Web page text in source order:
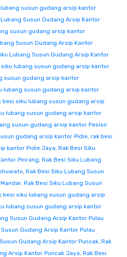
susun gudang arsip kantor
Susun Gudang Arsip Kantor
susun gudang arsip kantor
Susun Gudang Arsip Kantor
Lubang Susun Gudang Arsip Kantor
lubang susun gudang arsip kantor
susun gudang arsip kantor
lubang susun gudang arsip kantor
besi siku lubang susun gudang arsip
lubang susun gudang arsip kantor
susun gudang arsip kantor Pesisir
gudang arsip kantor Pidie, rak besi
kantor Pidie Jaya, Rak Besi Siku
Pinrang, Rak Besi Siku Lubang
, Rak Besi Siku Lubang Susun
, Rak Besi Siku Lubang Susun
besi siku lubang susun gudang arsip
lubang susun gudang arsip kantor
Susun Gudang Arsip Kantor Pulau
Gudang Arsip Kantor Pulau
Gudang Arsip Kantor Puncak, Rak
Arsip Kantor Puncak Jaya, Rak Besi